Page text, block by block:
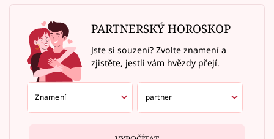
PARTNERSKÝ HOROSKOP
Jste si souzení? Zvolte znamení a
zjistěte, jestli vám hvězdy přejí.